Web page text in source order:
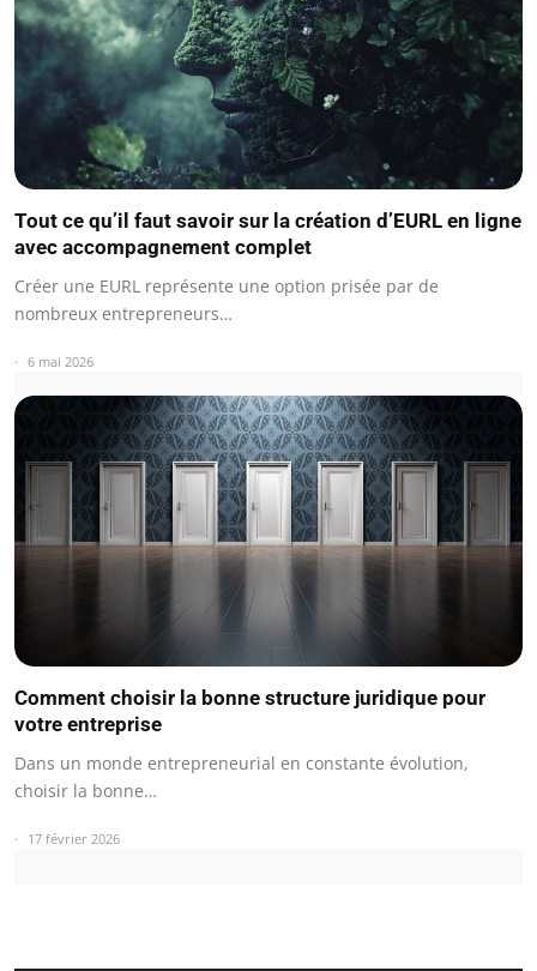
Tout ce qu’il faut savoir sur la création d’EURL en ligne
avec accompagnement complet
Créer une EURL représente une option prisée par de
nombreux entrepreneurs…
6 mai 2026
Comment choisir la bonne structure juridique pour
votre entreprise
Dans un monde entrepreneurial en constante évolution,
choisir la bonne…
17 février 2026